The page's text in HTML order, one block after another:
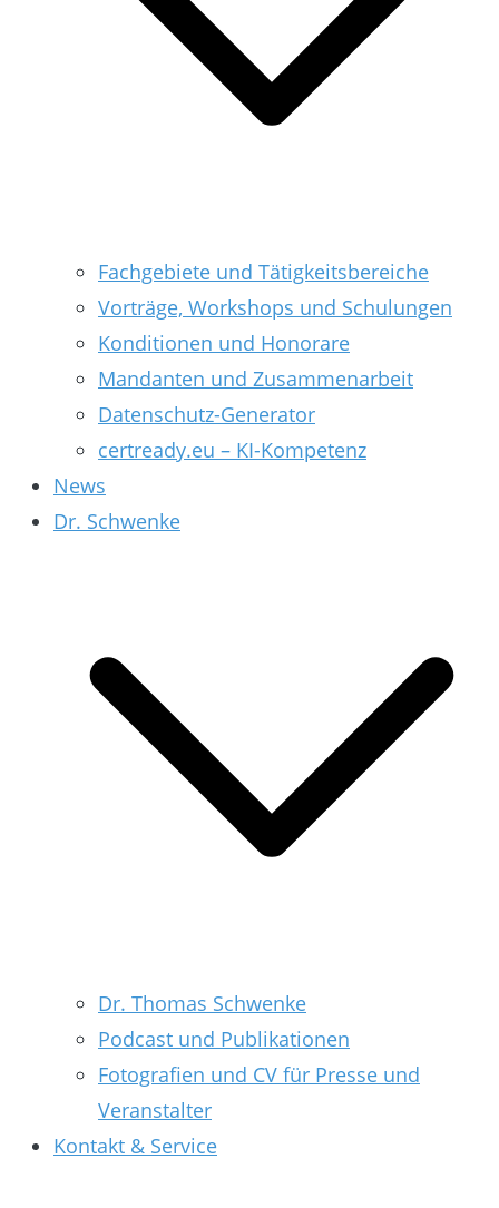
Fachgebiete und Tätigkeitsbereiche
Vorträge, Workshops und Schulungen
Konditionen und Honorare
Mandanten und Zusammenarbeit
Datenschutz-Generator
certready.eu – KI-Kompetenz
News
Dr. Schwenke
Dr. Thomas Schwenke
Podcast und Publikationen
Fotografien und CV für Presse und
Veranstalter
Kontakt & Service